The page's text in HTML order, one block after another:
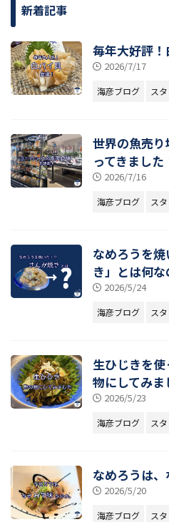
新着記事
毎年大好評！
2026/7/17
海彦ブログ ス
世界の魚売
ってきました
2026/7/16
海彦ブログ ス
なめろうを
き」とは何
2026/5/24
海彦ブログ ス
生ひじきを
物にしてみま
2026/5/23
海彦ブログ ス
なめろうは、
2026/5/20
海彦ブログ ス